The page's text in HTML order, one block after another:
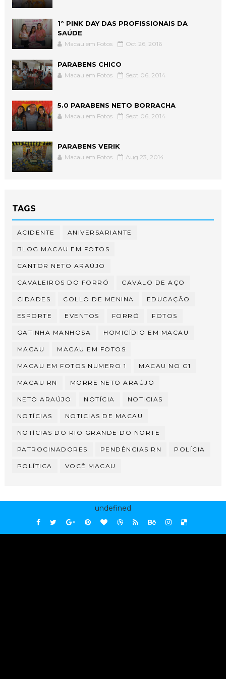
1° PINK DAY DAS PROFISSIONAIS DA
SAÚDE
Macau em Fotos Oct 26, 2016
PARABENS CHICO
Macau em Fotos Sept 06, 2014
5.0 PARABENS NETO BORRACHA
Macau em Fotos Sept 06, 2014
PARABENS VERIK
Macau em Fotos Aug 23, 2014
TAGS
ACIDENTE ANIVERSARIANTE
BLOG MACAU EM FOTOS
CANTOR NETO ARAÚJO
CAVALEIROS DO FORRÓ CAVALO DE AÇO
CIDADES COLLO DE MENINA EDUCAÇÃO
ESPORTE EVENTOS FORRÓ FOTOS
GATINHA MANHOSA HOMICÍDIO EM MACAU
MACAU MACAU EM FOTOS
MACAU EM FOTOS NUMERO 1 MACAU NO G1
MACAU RN MORRE NETO ARAÚJO
NETO ARAÚJO NOTÍCIA NOTICIAS
NOTÍCIAS NOTICIAS DE MACAU
NOTÍCIAS DO RIO GRANDE DO NORTE
PATROCINADORES PENDÊNCIAS RN POLÍCIA
POLÍTICA VOCÊ MACAU
undefined